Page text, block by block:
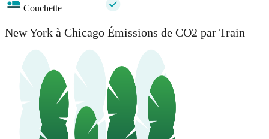
Couchette
New York à Chicago Émissions de CO2 par Train